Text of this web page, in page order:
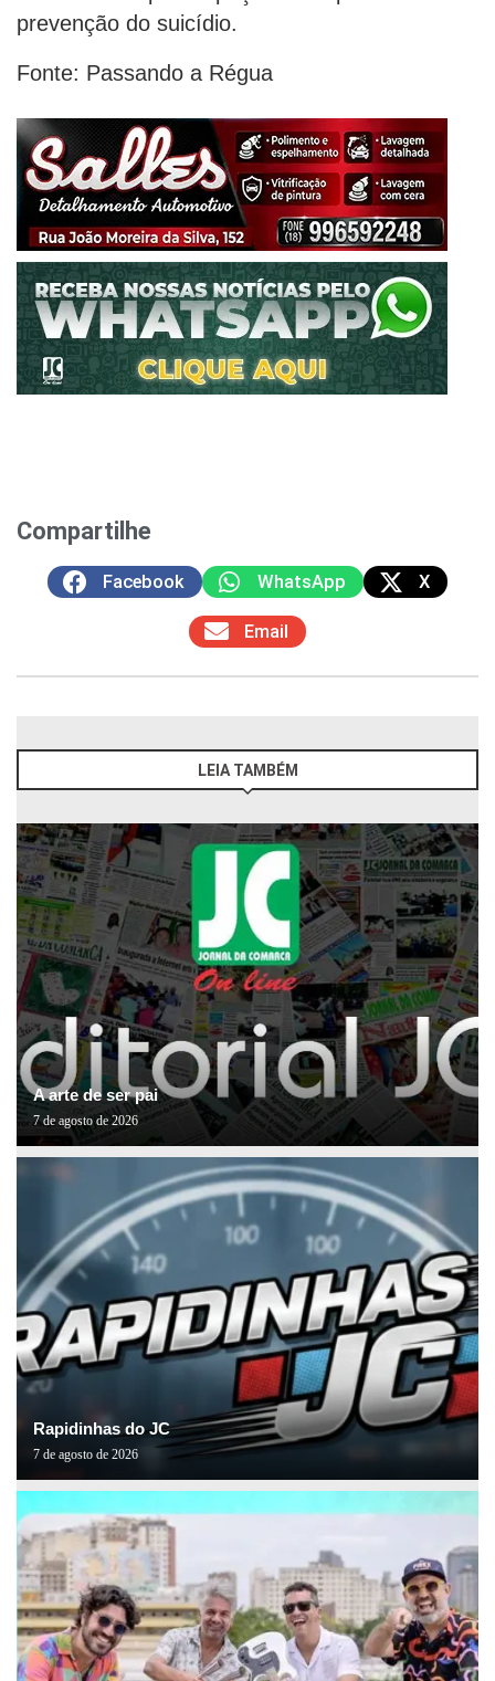
prevenção do suicídio.
Fonte: Passando a Régua
Compartilhe
Facebook WhatsApp X
Email
LEIA TAMBÉM
A arte de ser pai
7 de agosto de 2026
Rapidinhas do JC
7 de agosto de 2026